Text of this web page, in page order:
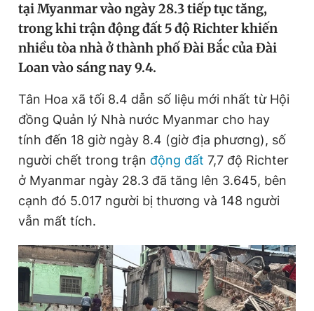
Sản phẩm khác
Tiện ích
Thông tin tòa soạn Liên hệ quảng cáo
Đọc Thanh Niên trên điện thoại
Theo dõi báo trên
tại Myanmar vào ngày 28.3 tiếp tục tăng,
trong khi trận động đất 5 độ Richter khiến
nhiều tòa nhà ở thành phố Đài Bắc của Đài
Loan vào sáng nay 9.4.
Tân Hoa xã tối 8.4 dẫn số liệu mới nhất từ Hội
đồng Quản lý Nhà nước Myanmar cho hay
tính đến 18 giờ ngày 8.4 (giờ địa phương), số
người chết trong trận động đất 7,7 độ Richter
ở Myanmar ngày 28.3 đã tăng lên 3.645, bên
cạnh đó 5.017 người bị thương và 148 người
vẫn mất tích.